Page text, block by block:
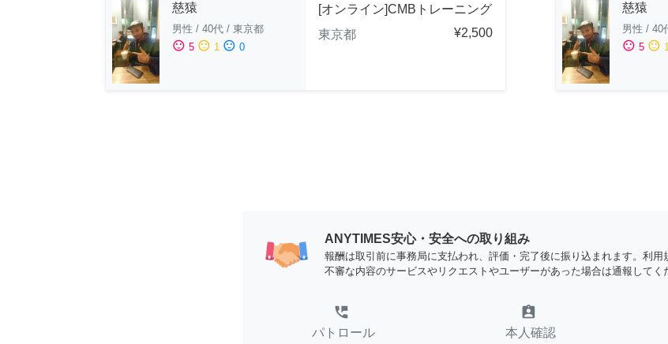
慈猿
男性 / 40代 / 東京都
sentiment_satisfied 5 sentiment_neutral 1 sentiment_dissatisfied 0
[オンライン]CMBトレーニング
東京都
¥2,500
慈猿
男性 / 40
sentiment_satisfied 5 sentiment_neutral
ANYTIMES安心・安全への取り組み
報酬は取引前に事務局に支払われ、評価・完了後に振り込まれます。利用
不審な内容のサービスやリクエストやユーザーがあった場合は通報してく
perm_phone_msg
パトロール
assignment_ind
本人確認